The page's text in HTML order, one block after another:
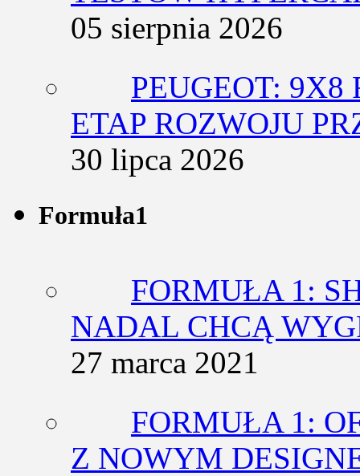
05 sierpnia 2026
PEUGEOT: 9X8
ETAP ROZWOJU
30 lipca 2026
Formuła1
FORMUŁA 1:
NADAL CHCĄ
27 marca 2021
FORMUŁA 1:
Z NOWYM